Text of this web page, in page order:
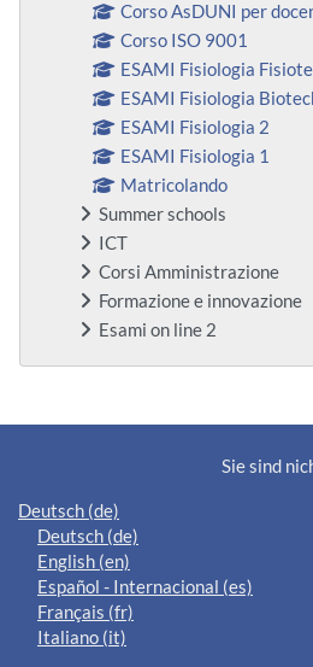
Corso AsDUNI per
Corso ISO 9001
ESAMI Fisiologia
ESAMI Fisiologia
ESAMI Fisiologia 2
ESAMI Fisiologia 1
Matricolando
Summer schools
ICT
Corsi Amministrazione
Formazione e innovazione
Esami on line 2
Ergänzungsblöcke
Sie sind
Deutsch ‎(de)‎
Deutsch ‎(de)‎
English ‎(en)‎
Español - Internacional ‎(es)‎
Français ‎(fr)‎
Italiano ‎(it)‎